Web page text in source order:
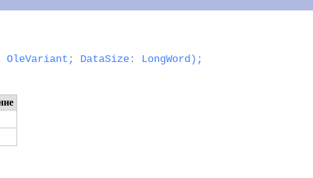
OleVariant; DataSize: LongWord);